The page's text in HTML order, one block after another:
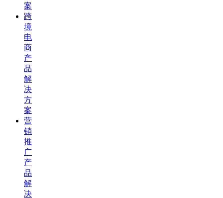
案
跨
境
电
商
产
品
解
决
方
案
营
销
推
广
产
品
解
决